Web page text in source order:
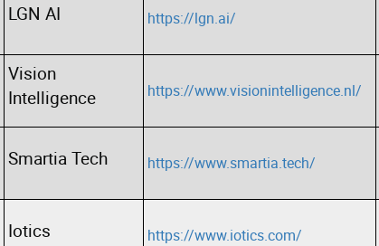
LGN AI https://lgn.ai/
Vision
Intelligence
https://www.visionintelligence.nl/
Smartia Tech https://www.smartia.tech/
Iotics https://www.iotics.com/